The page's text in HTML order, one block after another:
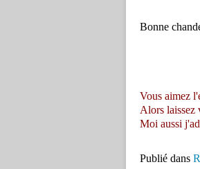
Bonne
Vous aimez
Alors laissez
Moi aussi
Publié dans